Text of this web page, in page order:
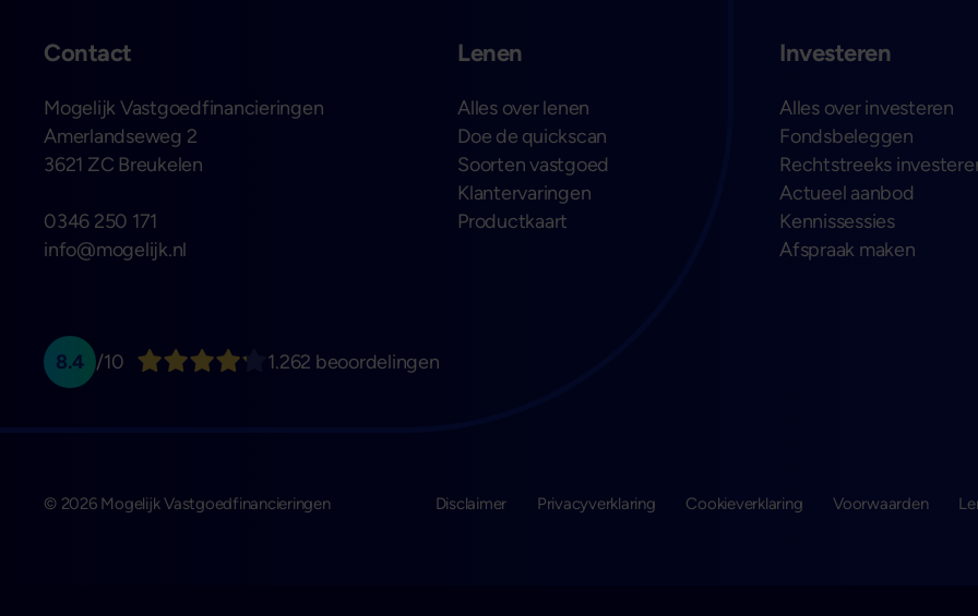
Contact
Mogelijk Vastgoedfinancieringen
Amerlandseweg 2
3621 ZC Breukelen
0346 250 171
info@mogelijk.nl
Lenen
Alles over lenen
Doe de quickscan
Soorten vastgoed
Klantervaringen
Productkaart
Investeren
Alles over investeren
Fondsbeleggen
Rechtstreeks
Actueel aanbod
Kennissessies
Afspraak maken
8.4 /10 1.262 beoordelingen
© 2026 Mogelijk Vastgoedfinancieringen Disclaimer Privacyverklaring Cookieverklaring Voorwaarden